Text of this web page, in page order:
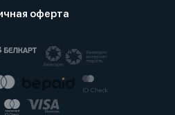
оферта